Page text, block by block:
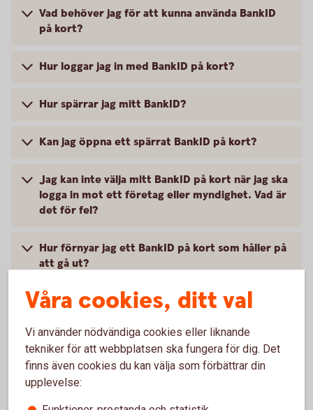
Vad behöver jag för att kunna använda BankID
på kort?
Hur loggar jag in med BankID på kort?
Hur spärrar jag mitt BankID?
Kan jag öppna ett spärrat BankID på kort?
Jag kan inte välja mitt BankID på kort när jag ska
logga in mot ett företag eller myndighet. Vad är
det för fel?
Hur förnyar jag ett BankID på kort som håller på
att gå ut?
Hur länge gäller BankID på kort?
Hur byter jag lösenord (PIN-kod) på mitt BankID
på kort?
Våra cookies, ditt val
Vi använder nödvändiga cookies eller liknande
tekniker för att webbplatsen ska fungera för dig. Det
finns även cookies du kan välja som förbättrar din
upplevelse: